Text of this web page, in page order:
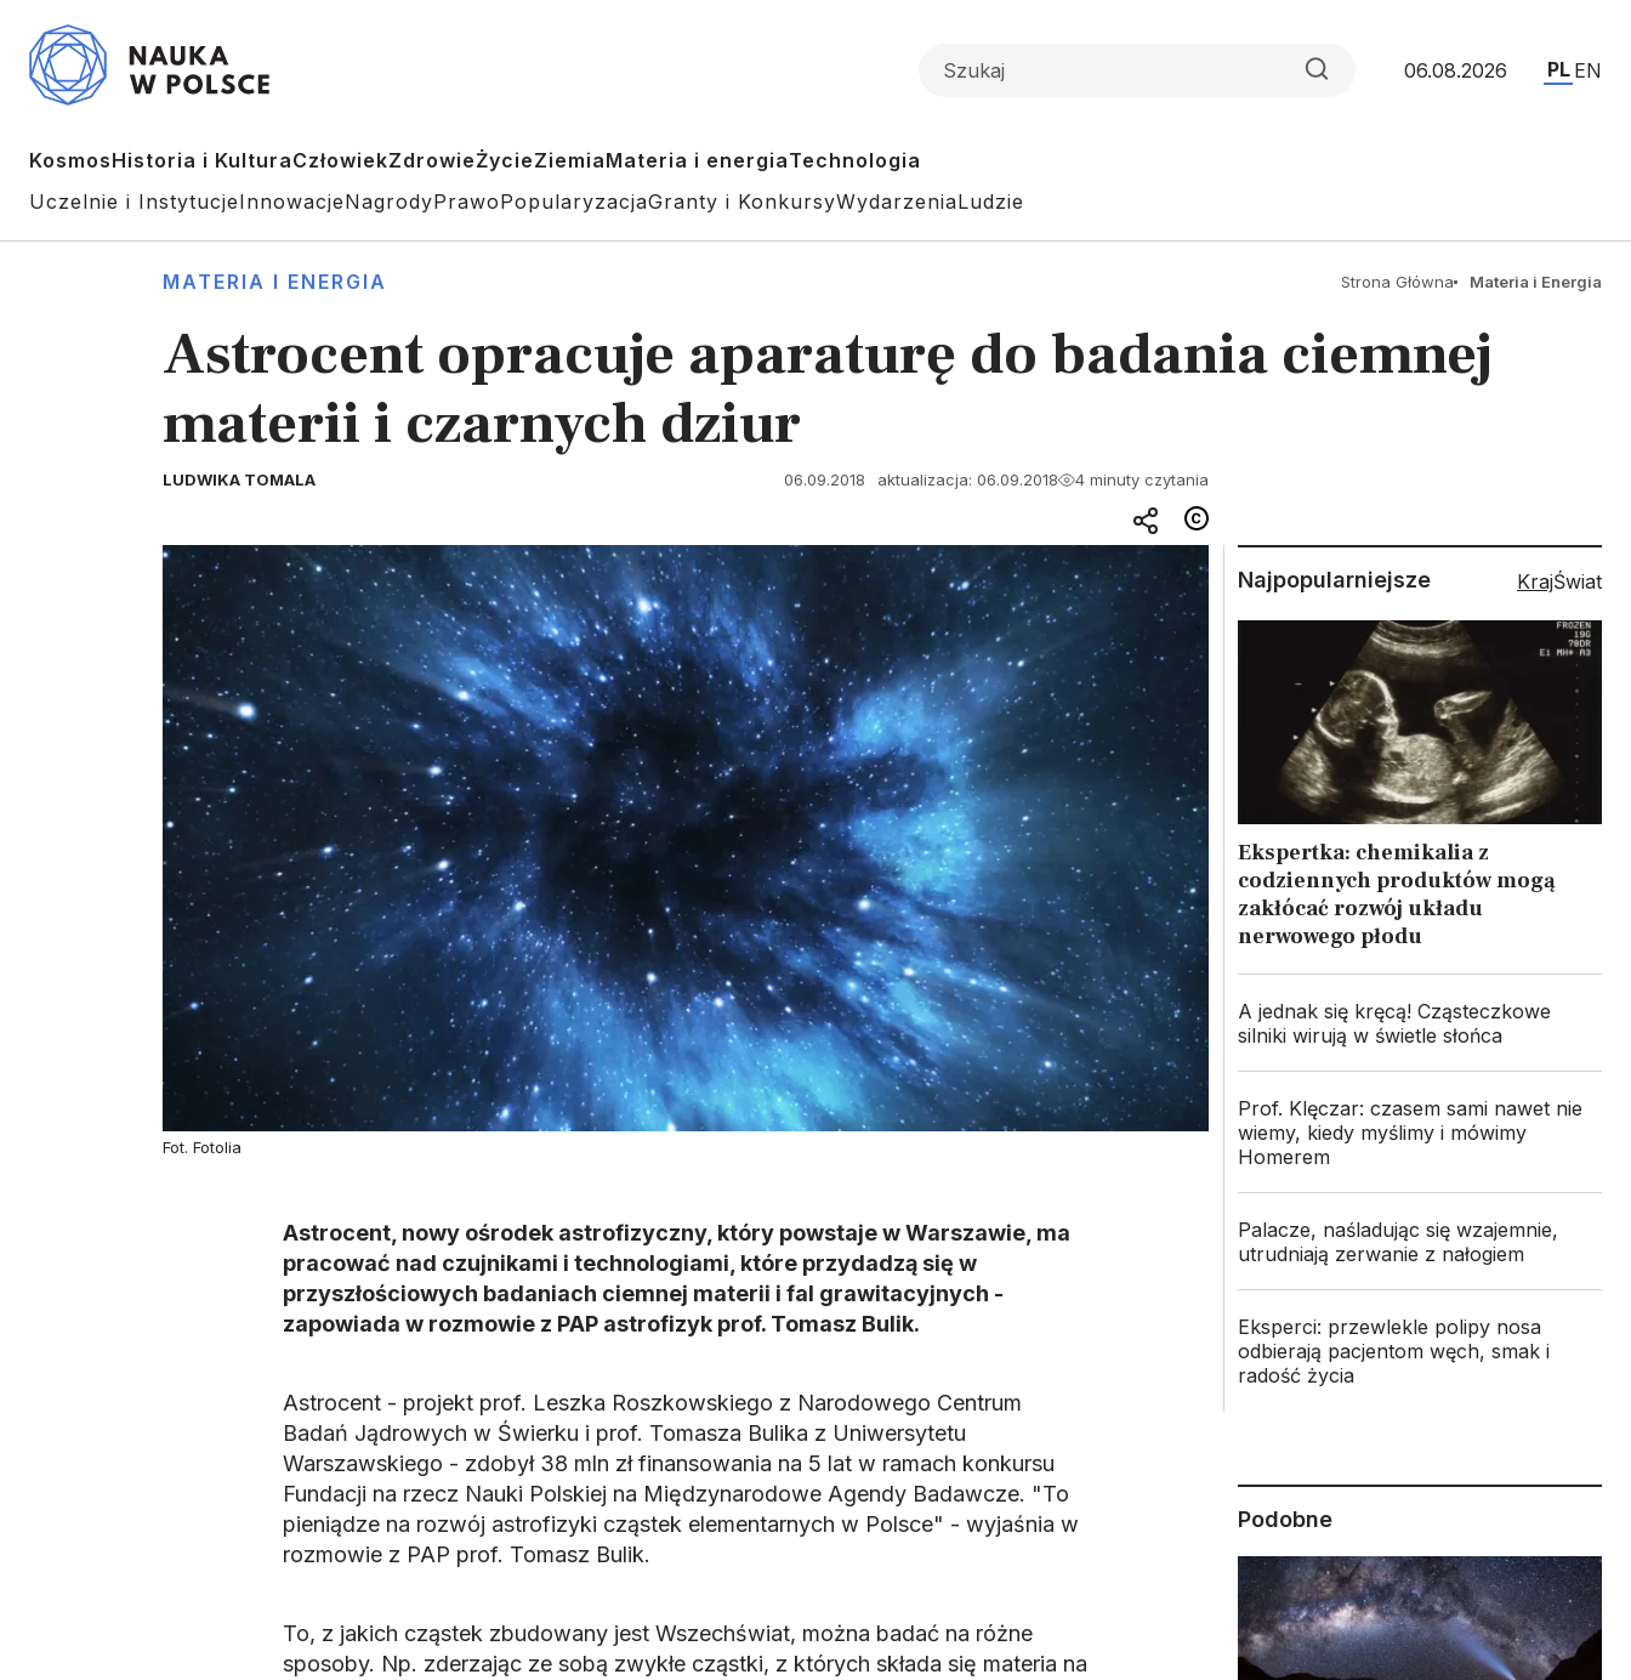
06.08.2026 PL EN
KosmosHistoria i KulturaCzłowiekZdrowieŻycieZiemiaMateria i energiaTechnologia
Uczelnie i InstytucjeInnowacjeNagrodyPrawoPopularyzacjaGranty i KonkursyWydarzeniaLudzie
MATERIA I ENERGIA Strona Główna Materia i Energia
Astrocent opracuje aparaturę do badania ciemnej
materii i czarnych dziur
LUDWIKA TOMALA 06.09.2018 aktualizacja: 06.09.2018 4 minuty czytania
Fot. Fotolia
Astrocent, nowy ośrodek astrofizyczny, który powstaje w Warszawie, ma
pracować nad czujnikami i technologiami, które przydadzą się w
przyszłościowych badaniach ciemnej materii i fal grawitacyjnych -
zapowiada w rozmowie z PAP astrofizyk prof. Tomasz Bulik.
Astrocent - projekt prof. Leszka Roszkowskiego z Narodowego Centrum
Badań Jądrowych w Świerku i prof. Tomasza Bulika z Uniwersytetu
Warszawskiego - zdobył 38 mln zł finansowania na 5 lat w ramach konkursu
Fundacji na rzecz Nauki Polskiej na Międzynarodowe Agendy Badawcze. "To
pieniądze na rozwój astrofizyki cząstek elementarnych w Polsce" - wyjaśnia w
rozmowie z PAP prof. Tomasz Bulik.
To, z jakich cząstek zbudowany jest Wszechświat, można badać na różne
sposoby. Np. zderzając ze sobą zwykłe cząstki, z których składa się materia na
Najpopularniejsze KrajŚwiat
Ekspertka: chemikalia z
codziennych produktów mogą
zakłócać rozwój układu
nerwowego płodu
A jednak się kręcą! Cząsteczkowe
silniki wirują w świetle słońca
Prof. Klęczar: czasem sami nawet nie
wiemy, kiedy myślimy i mówimy
Homerem
Palacze, naśladując się wzajemnie,
utrudniają zerwanie z nałogiem
Eksperci: przewlekle polipy nosa
odbierają pacjentom węch, smak i
radość życia
Podobne